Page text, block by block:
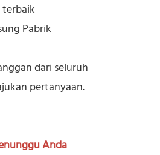
Pabrik
dari seluruh
pertanyaan.
Anda